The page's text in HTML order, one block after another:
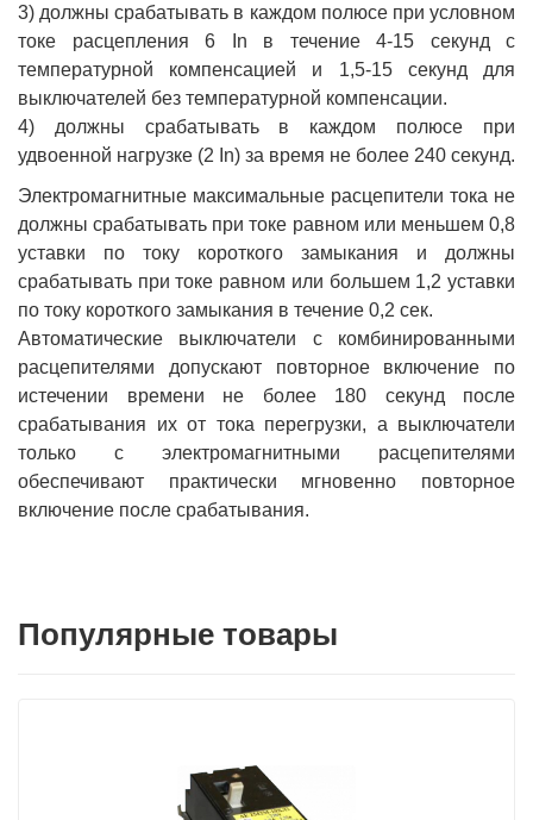
3) должны срабатывать в каждом полюсе при условном
токе расцепления 6 In в течение 4-15 секунд с
температурной компенсацией и 1,5-15 секунд для
выключателей без температурной компенсации.
4) должны срабатывать в каждом полюсе при
удвоенной нагрузке (2 In) за время не более 240 секунд.
Электромагнитные максимальные расцепители тока не
должны срабатывать при токе равном или меньшем 0,8
уставки по току короткого замыкания и должны
срабатывать при токе равном или большем 1,2 уставки
по току короткого замыкания в течение 0,2 сек.
Автоматические выключатели с комбинированными
расцепителями допускают повторное включение по
истечении времени не более 180 секунд после
срабатывания их от тока перегрузки, а выключатели
только с электромагнитными расцепителями
обеспечивают практически мгновенно повторное
включение после срабатывания.
Популярные товары